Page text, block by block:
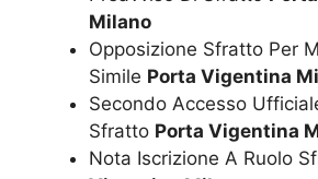
Milano
Opposizione Sfratto Per
Simile Porta Vigentina
Secondo Accesso
Sfratto Porta Vigentina
Nota Iscrizione A Ruolo